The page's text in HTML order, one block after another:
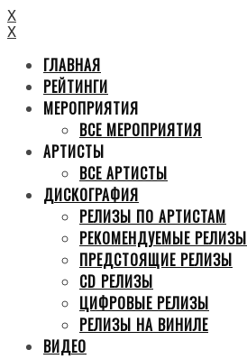
X
X
ГЛАВНАЯ
РЕЙТИНГИ
МЕРОПРИЯТИЯ
ВСЕ МЕРОПРИЯТИЯ
АРТИСТЫ
ВСЕ АРТИСТЫ
ДИСКОГРАФИЯ
РЕЛИЗЫ ПО АРТИСТАМ
РЕКОМЕНДУЕМЫЕ РЕЛИЗЫ
ПРЕДСТОЯЩИЕ РЕЛИЗЫ
CD РЕЛИЗЫ
ЦИФРОВЫЕ РЕЛИЗЫ
РЕЛИЗЫ НА ВИНИЛЕ
ВИДЕО